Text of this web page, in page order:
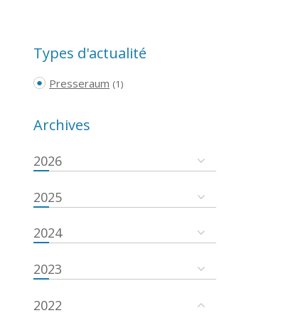
Types d'actualité
Presseraum (1)
Archives
2026
2025
2024
2023
2022